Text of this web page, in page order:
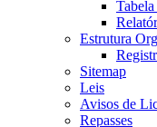
Estrutura
Sitemap
Leis
Avisos de
Repasses